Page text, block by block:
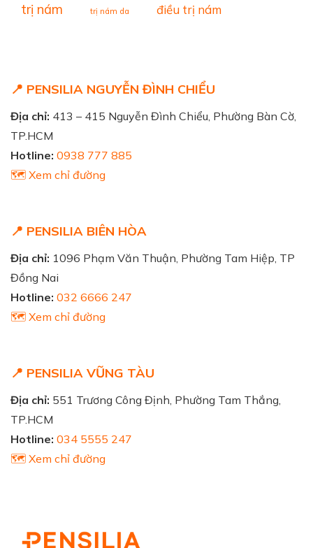
trị nám trị nám da điều trị nám
📍 PENSILIA NGUYỄN ĐÌNH CHIỂU
Địa chỉ: 413 – 415 Nguyễn Đình Chiểu, Phường Bàn Cờ,
TP.HCM
Hotline: 0938 777 885
🗺️ Xem chỉ đường
📍 PENSILIA BIÊN HÒA
Địa chỉ: 1096 Phạm Văn Thuận, Phường Tam Hiệp, TP
Đồng Nai
Hotline: 032 6666 247
🗺️ Xem chỉ đường
📍 PENSILIA VŨNG TÀU
Địa chỉ: 551 Trương Công Định, Phường Tam Thắng,
TP.HCM
Hotline: 034 5555 247
🗺️ Xem chỉ đường